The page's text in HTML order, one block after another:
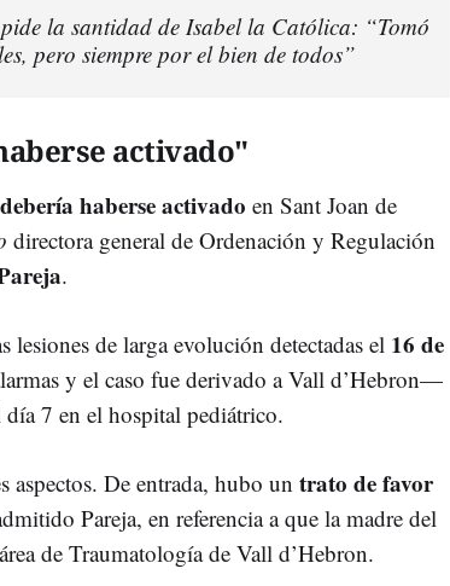
la santidad de Isabel la Católica: “Tomó
pero siempre por el bien de todos”
activado"
debería haberse activado en Sant Joan de
directora general de Ordenación y Regulación
.
lesiones de larga evolución detectadas el 16 de
y el caso fue derivado a Vall d’Hebron—
día 7 en el hospital pediátrico.
aspectos. De entrada, hubo un trato de favor
Pareja, en referencia a que la madre del
de Traumatología de Vall d’Hebron.